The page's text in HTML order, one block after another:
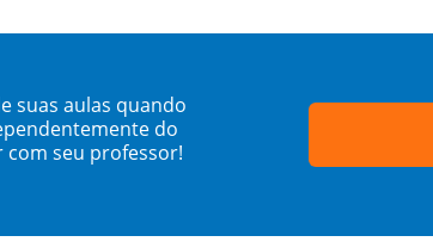
suas aulas quando
do
com seu professor!